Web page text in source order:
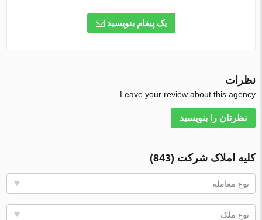
یک پیغام بنویسید
نظرات
Leave your review about this agency.
نظرتان را بنویسید
کلیه املاک شرکت (843)
نوع معامله
نوع ملک